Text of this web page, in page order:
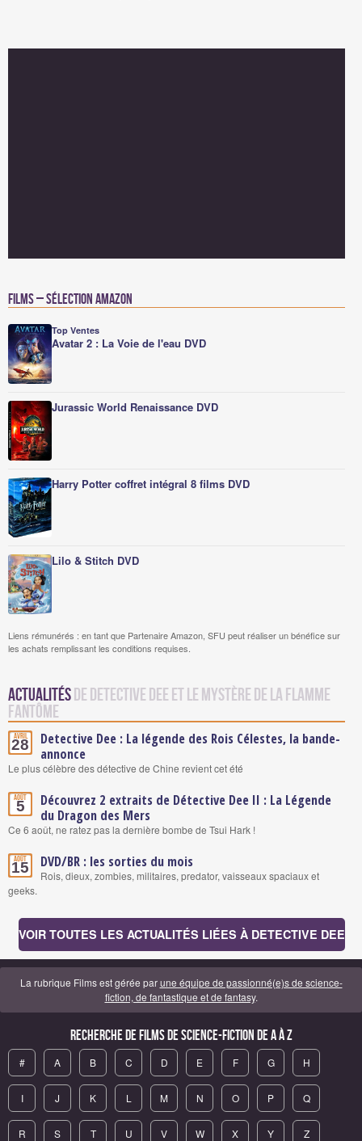
Films – Sélection Amazon
Top Ventes
Avatar 2 : La Voie de l'eau DVD
Jurassic World Renaissance DVD
Harry Potter coffret intégral 8 films DVD
Lilo & Stitch DVD
Liens rémunérés : en tant que Partenaire Amazon, SFU peut réaliser un bénéfice sur
les achats remplissant les conditions requises.
Actualités de Detective Dee et le mystère de la flamme
fantôme
Avril
28
Detective Dee : La légende des Rois Célestes, la bande-
annonce
Le plus célèbre des détective de Chine revient cet été
Août
5
Découvrez 2 extraits de Détective Dee II : La Légende
du Dragon des Mers
Ce 6 août, ne ratez pas la dernière bombe de Tsui Hark !
Août
15 DVD/BR : les sorties du mois
Rois, dieux, zombies, militaires, predator, vaisseaux spaciaux et
geeks.
VOIR TOUTES LES ACTUALITÉS LIÉES À DETECTIVE DEE
La rubrique Films est gérée parune équipe de passionné(e)s de science-
fiction, de fantastique et de fantasy.
Recherche de Films de science-fiction de A à Z
# A B C D E F G H
I J K L M N O P Q
R S T U V W X Y Z